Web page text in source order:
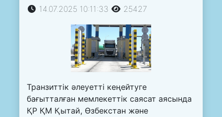
14.07.2025 10:11:33 25427
Транзиттік әлеуетті кеңейтуге
бағытталған мемлекеттік саясат аясында
ҚР ҚМ Қытай, Өзбекстан және